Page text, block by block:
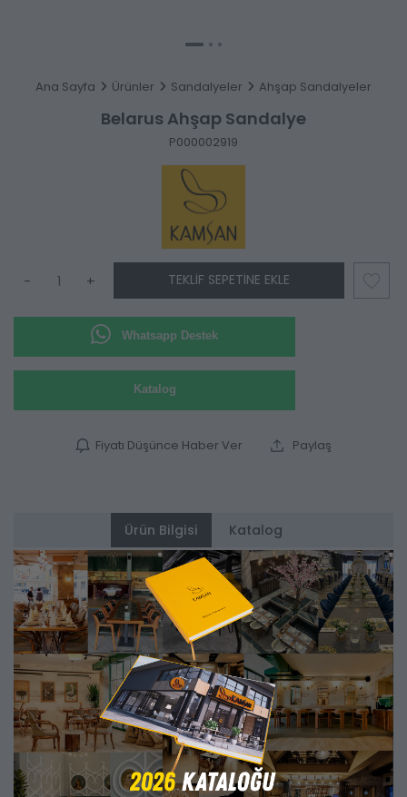
Ana Sayfa Ürünler Sandalyeler Ahşap Sandalyeler
Belarus Ahşap Sandalye
P000002919
- + TEKLIF SEPETINE EKLE
Whatsapp Destek
Katalog
Fiyatı Düşünce Haber Ver Paylaş
Ürün Bilgisi Katalog
Alternatifler